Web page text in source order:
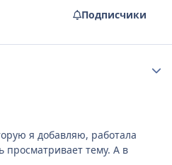
Подписчики
я добавляю, работала
просматривает тему. А в